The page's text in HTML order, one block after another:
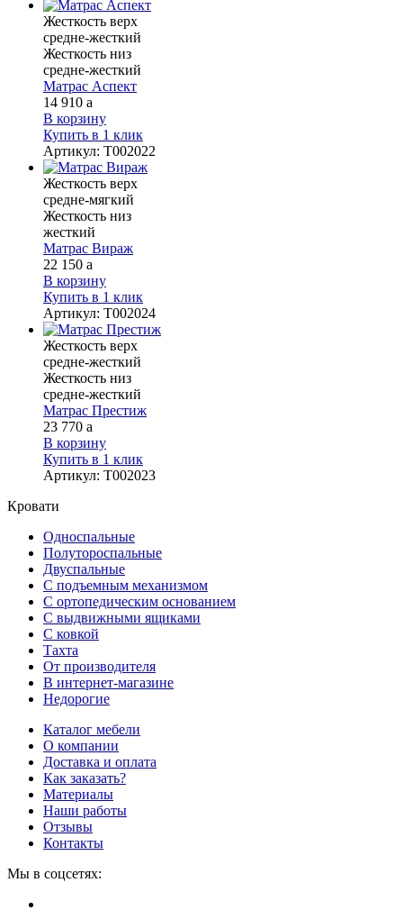
Жесткость верх
средне-жесткий
Жесткость низ
средне-жесткий
Матрас Аспект
14 910 a
В корзину
Купить в 1 клик
Артикул: Т002022
Жесткость верх
средне-мягкий
Жесткость низ
жесткий
Матрас Вираж
22 150 a
В корзину
Купить в 1 клик
Артикул: Т002024
Жесткость верх
средне-жесткий
Жесткость низ
средне-жесткий
Матрас Престиж
23 770 a
В корзину
Купить в 1 клик
Артикул: Т002023
Кровати
Односпальные
Полутороспальные
Двуспальные
С подъемным механизмом
С ортопедическим основанием
С выдвижными ящиками
С ковкой
Тахта
От производителя
В интернет-магазине
Недорогие
Каталог мебели
О компании
Доставка и оплата
Как заказать?
Материалы
Наши работы
Отзывы
Контакты
Мы в соцсетях: